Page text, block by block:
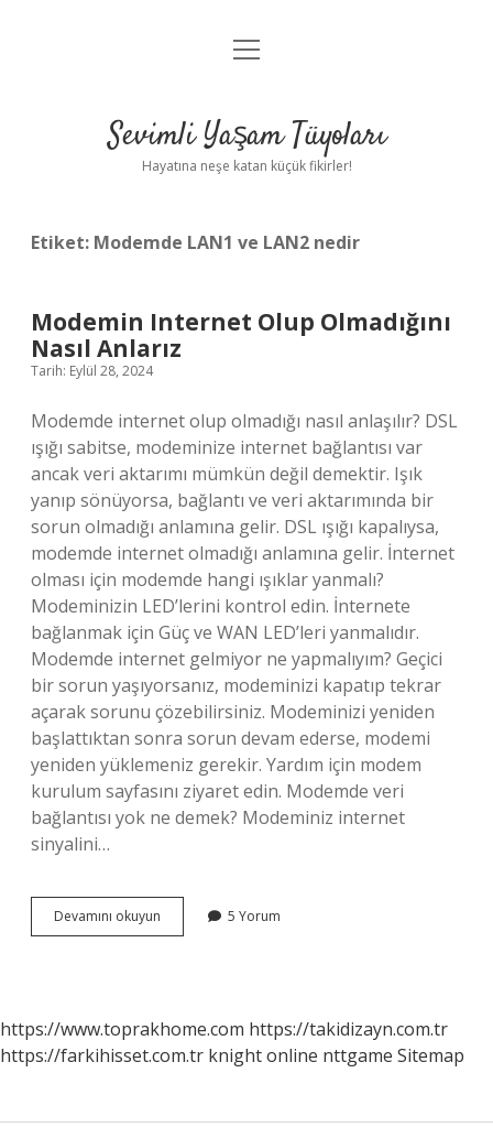
Anasayfa
Yasal Uyarı
menüyü
Sevimli Yaşam Tüyoları
Hayatına neşe katan küçük fikirler!
Etiket: Modemde LAN1 ve LAN2 nedir
Modemin Internet Olup Olmadığını
Nasıl Anlarız
Tarih: Eylül 28, 2024
Modemde internet olup olmadığı nasıl anlaşılır? DSL
ışığı sabitse, modeminize internet bağlantısı var
ancak veri aktarımı mümkün değil demektir. Işık
yanıp sönüyorsa, bağlantı ve veri aktarımında bir
sorun olmadığı anlamına gelir. DSL ışığı kapalıysa,
modemde internet olmadığı anlamına gelir. İnternet
olması için modemde hangi ışıklar yanmalı?
Modeminizin LED’lerini kontrol edin. İnternete
bağlanmak için Güç ve WAN LED’leri yanmalıdır.
Modemde internet gelmiyor ne yapmalıyım? Geçici
bir sorun yaşıyorsanız, modeminizi kapatıp tekrar
açarak sorunu çözebilirsiniz. Modeminizi yeniden
başlattıktan sonra sorun devam ederse, modemi
yeniden yüklemeniz gerekir. Yardım için modem
kurulum sayfasını ziyaret edin. Modemde veri
bağlantısı yok ne demek? Modeminiz internet
sinyalini…
Devamını okuyun Modemin
Internet
5 Yorum
https://www.toprakhome.com https://takidizayn.com.tr
https://farkihisset.com.tr knight online nttgame Sitemap